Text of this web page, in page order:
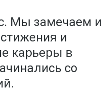
Мы замечаем и
и
карьеры в
со